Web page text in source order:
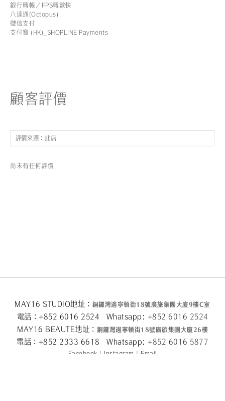
銀行轉帳／FPS轉數快
八達通(Octopus)
微信支付
支付寶 (HK)_SHOPLINE Payments
顧客評價
尚未有任何評價
MAY16 STUDIO地址： 銅鑼灣邊寧頓街18號廣旅集團大廈9樓C室
電話：+852 6016 2524 Whatsapp: +852 6016 2524
MAY16 BEAUTE地址： 銅鑼灣邊寧頓街18號廣旅集團大廈26樓
電話：+852 2333 6618 Whatsapp: +852 6016 5877
Facebook | Instagram | Email